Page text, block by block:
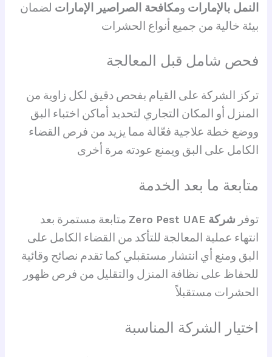
النمل بالإمارات ومكافحة الصراصير الإمارات لضمان
بيئة خالية من جميع أنواع الحشرات
فحص شامل قبل المعالجة
تركز الشركة على القيام بفحص دقيق لكل زاوية من
المنزل أو المكان التجاري لتحديد أماكن اختباء البق
ووضع خطة علاجية فعّالة مما يزيد من فرص القضاء
الكامل على البق ويمنع عودته مرة أخرى
متابعة ما بعد الخدمة
توفر شركة Zero Pest UAE
متابعة مستمرة بعد
انتهاء عملية المعالجة للتأكد من القضاء الكامل على
البق ومنع أي انتشار مستقبلي كما تقدم نصائح وقائية
للحفاظ على نظافة المنزل والتقليل من فرص ظهور
الحشرات مستقبلاً
اختيار الشركة المناسبة